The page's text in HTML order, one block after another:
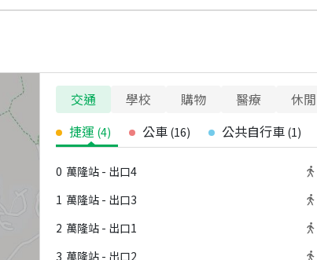
交通 學校 購物 醫療 休閒
捷運 (4) 公車 (16) 公共自行車 (1)
0 萬隆站 - 出口4
1 萬隆站 - 出口3
2 萬隆站 - 出口1
3 萬隆站 - 出口2